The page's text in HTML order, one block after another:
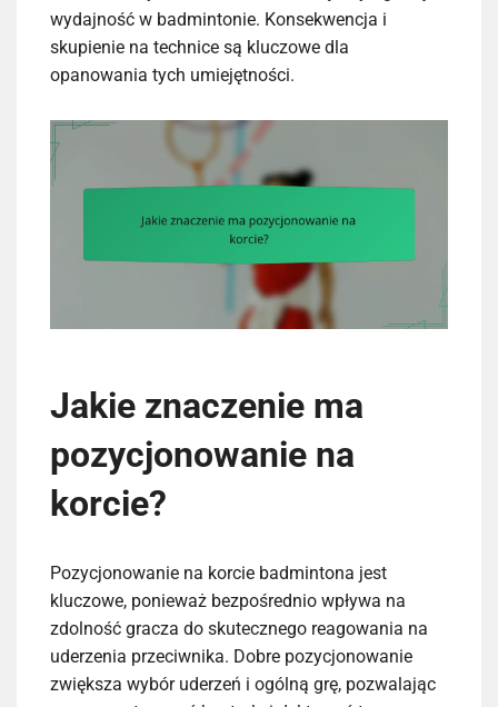
wydajność w badmintonie. Konsekwencja i
skupienie na technice są kluczowe dla
opanowania tych umiejętności.
Jakie znaczenie ma
pozycjonowanie na
korcie?
Pozycjonowanie na korcie badmintona jest
kluczowe, ponieważ bezpośrednio wpływa na
zdolność gracza do skutecznego reagowania na
uderzenia przeciwnika. Dobre pozycjonowanie
zwiększa wybór uderzeń i ogólną grę, pozwalając